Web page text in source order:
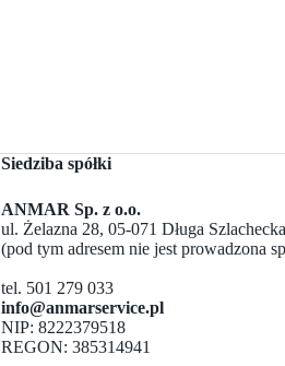
Siedziba spółki
ANMAR Sp. z o.o.
ul. Żelazna 28, 05-071 Długa Szlachecka
(pod tym adresem nie jest prowadzona
tel. 501 279 033
info@anmarservice.pl
NIP: 8222379518
REGON: 385314941